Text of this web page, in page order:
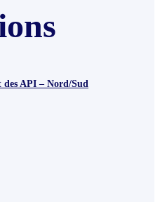
des API – Nord/Sud